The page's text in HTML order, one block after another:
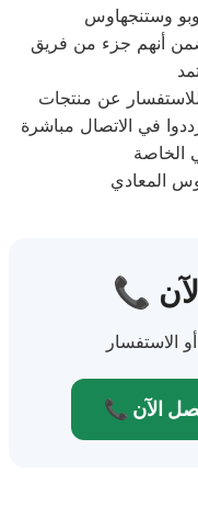
وستنجهاوس
عن منتجات
في الاتصال مباشرة
الخاصة
الاستفسار
اتصل الآن